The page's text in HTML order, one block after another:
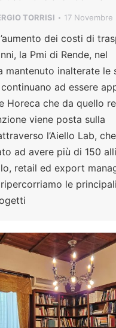
TORRISI 17 Novembre
dei costi di
la Pmi di Rende, nel
mantenuto inalterate le
ad essere
Horeca che da quello
viene posta sulla
l’Aiello Lab,
ad avere più di 150
retail ed export
ripercorriamo le